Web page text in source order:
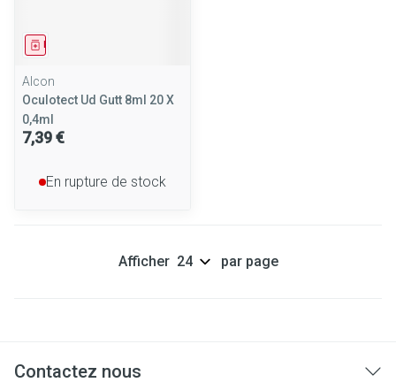
Alcon
Oculotect Ud Gutt 8ml 20 X
0,4ml
7,39 €
En rupture de stock
Afficher par page
Contactez nous